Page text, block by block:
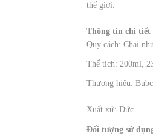
thế giới.
Thông tin chi tiết
Quy cách: Chai
Thể tích: 200ml,
Thương hiệu:
Xuất xứ: Đức
Đối tượng sử